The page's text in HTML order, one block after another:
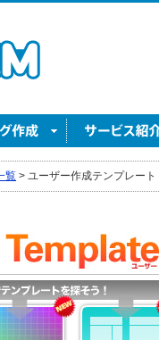
覧 > ユーザー作成テンプレート